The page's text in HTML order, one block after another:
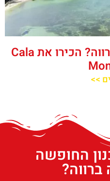
חוף שקט בקוסטה ברווה? הכירו את ‪‪Cala
>>
החופשה